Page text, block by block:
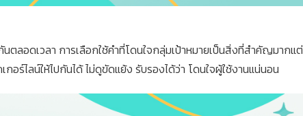
ตลอดเวลา การเลือกใช้คำที่โดนใจกลุ่มเป้าหมายเป็นสิ่งที่สำคัญมากแต่
อร์ไลน์ให้ไปกันได้ ไม่ดูขัดแย้ง รับรองได้ว่า โดนใจผู้ใช้งานแน่นอน